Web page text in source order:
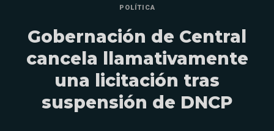
POLÍTICA
Gobernación de Central
cancela llamativamente
una licitación tras
suspensión de DNCP